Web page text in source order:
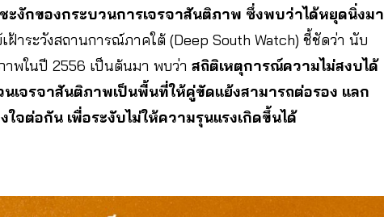
งักของกระบวนการเจรจาสันติภาพ ซึ่งพบว่าได้หยุดนิ่งมา
ฝ้าระวังสถานการณ์ภาคใต้ (Deep South Watch) ชี้ชัดว่า นับ
าพในปี 2556 เป็นต้นมา พบว่า สถิติเหตุการณ์ความไม่สงบได้
เจรจาสันติภาพเป็นพื้นที่ให้คู่ขัดแย้งสามารถต่อรอง แลก
จต่อกัน เพื่อระงับไม่ให้ความรุนแรงเกิดขึ้นได้